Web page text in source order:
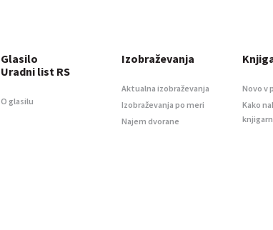
Glasilo
Uradni list RS
O glasilu
Izobraževanja
Aktualna izobraževanja
Izobraževanja po meri
Najem dvorane
Novo v
Kako